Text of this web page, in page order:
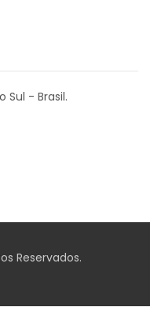
Sul - Brasil.
Reservados.